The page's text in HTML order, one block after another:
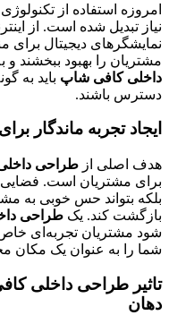
امروزه استفاده از تکنولوژی
نیاز تبدیل شده است. از
نمایشگرهای دیجیتال برای
مشتریان را بهبود ببخشند
داخلی کافی شاپ باید به
دسترس باشند.
ایجاد تجربه ماندگار
هدف اصلی از طراحی
برای مشتریان است. فضایی
بلکه بتواند حس خوبی به
بازگشت کند. یک طراحی
شود مشتریان تجربه‌ای
شما را به عنوان یک مکان
تاثیر طراحی داخلی
دهان